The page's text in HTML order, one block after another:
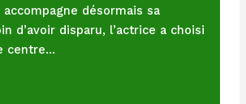
désormais sa
d’avoir disparu, l’actrice a choisi
centre…